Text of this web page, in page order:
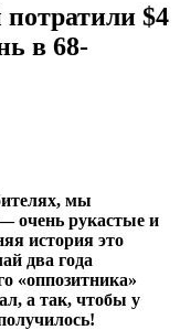
$4
в 68-
мы
очень рукастые и
история это
два года
«оппозитника»
а так, чтобы у